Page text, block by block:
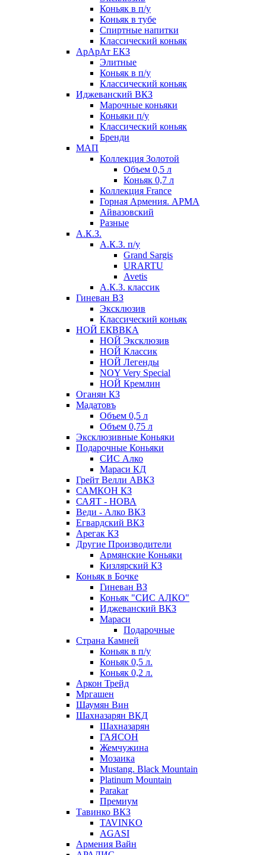
Коньяк в п/у
Коньяк в тубе
Спиртные напитки
Классический коньяк
АрАрАт ЕКЗ
Элитные
Коньяк в п/у
Классический коньяк
Иджеванский ВКЗ
Марочные коньяки
Коньяки п/у
Классический коньяк
Бренди
МАП
Коллекция Золотой
Объем 0,5 л
Коньяк 0,7 л
Коллекция France
Горная Армения. АРМА
Айвазовский
Разные
А.К.З.
А.К.З. п/у
Grand Sargis
URARTU
Avetis
А.К.З. классик
Гиневан ВЗ
Эксклюзив
Классический коньяк
НОЙ ЕКВВКА
НОЙ Эксклюзив
НОЙ Классик
НОЙ Легенды
NOY Very Speсial
НОЙ Кремлин
Оганян КЗ
Мадатовъ
Объем 0,5 л
Объем 0,75 л
Эксклюзивные Коньяки
Подарочные Коньяки
СИС Алко
Мараси КД
Грейт Велли АВКЗ
САМКОН КЗ
САЯТ - НОВА
Веди - Алко ВКЗ
Егвардский ВКЗ
Арегак КЗ
Другие Производители
Армянские Коньяки
Кизлярский КЗ
Коньяк в Бочке
Гиневан ВЗ
Коньяк "СИС АЛКО"
Иджеванский ВКЗ
Мараси
Подарочные
Страна Камней
Коньяк в п/у
Коньяк 0,5 л.
Коньяк 0,2 л.
Аркон Трейд
Мргашен
Шаумян Вин
Шахназарян ВКД
Шахназарян
ГАЯСОН
Жемчужина
Мозаика
Mustang. Black Mountain
Platinum Mountain
Parakar
Премиум
Тавинко ВКЗ
TAVINKO
AGASI
Армения Вайн